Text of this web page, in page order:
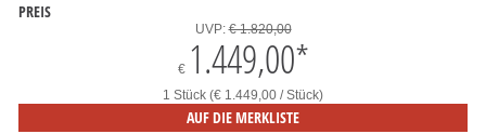
PREIS
UVP:€ 1.820,00
€ 1.449,00*
1 Stück (€ 1.449,00 / Stück)
AUF DIE MERKLISTE